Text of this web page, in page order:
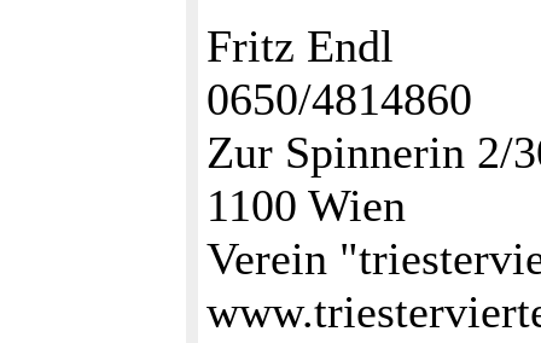
Fritz Endl
0650/4814860
Zur Spinnerin 2/
1100 Wien
Verein